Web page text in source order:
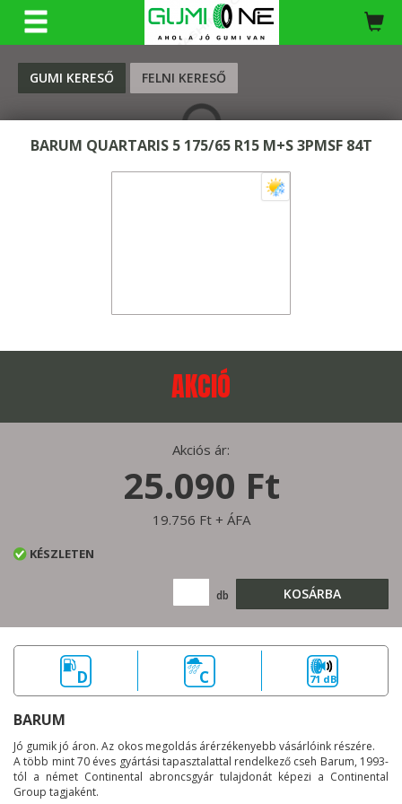
GUMI KERESŐ FELNI KERESŐ
KERESÉS
BARUM QUARTARIS 5 175/65 R15 M+S 3PMSF 84T
AKCIÓ
Akciós ár:
25.090 Ft
19.756 Ft + ÁFA
KÉSZLETEN
db KOSÁRBA
D C 71 dB
BARUM
Jó gumik jó áron. Az okos megoldás árérzékenyebb vásárlóink részére.
A több mint 70 éves gyártási tapasztalattal rendelkező cseh Barum, 1993-
tól a német Continental abroncsgyár tulajdonát képezi a Continental
Group tagjaként.